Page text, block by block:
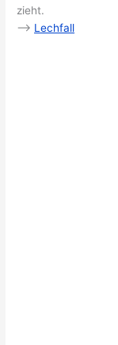
zieht.
–> Lechfall